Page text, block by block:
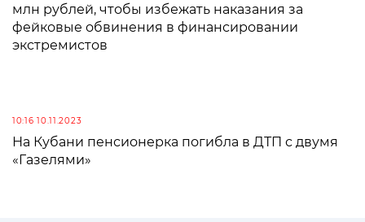
млн рублей, чтобы избежать наказания за
фейковые обвинения в финансировании
экстремистов
10:16 10.11.2023
На Кубани пенсионерка погибла в ДТП с двумя
«Газелями»